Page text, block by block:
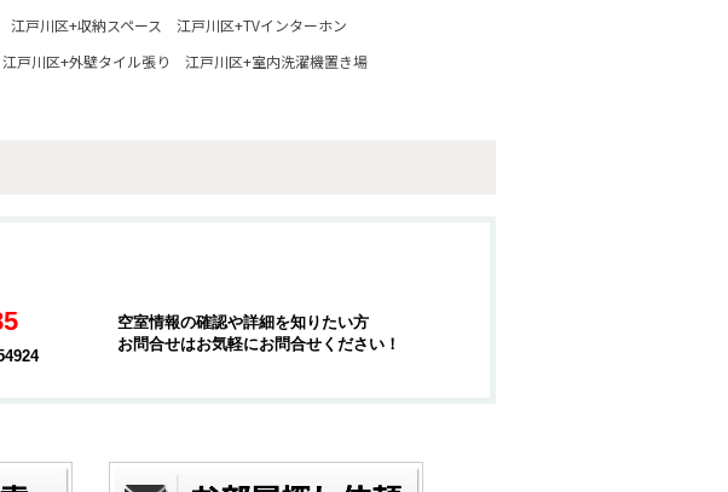
江戸川区+収納スペース
江戸川区+TVインターホン
江戸川区+外壁タイル張り
江戸川区+室内洗濯機置き場
空室情報の確認や詳細を知りたい方
お問合せはお気軽にお問合せください！